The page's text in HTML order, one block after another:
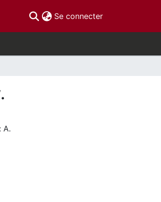
Se connecter(current)
A.